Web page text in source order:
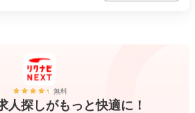
無料
人探しがもっと快適に！